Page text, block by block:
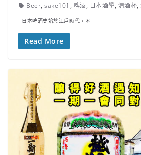
Beer, sake101 , 啤酒, 日本酒學, 清酒杯,
日本啤酒史始於江戶時代，＊
Read More